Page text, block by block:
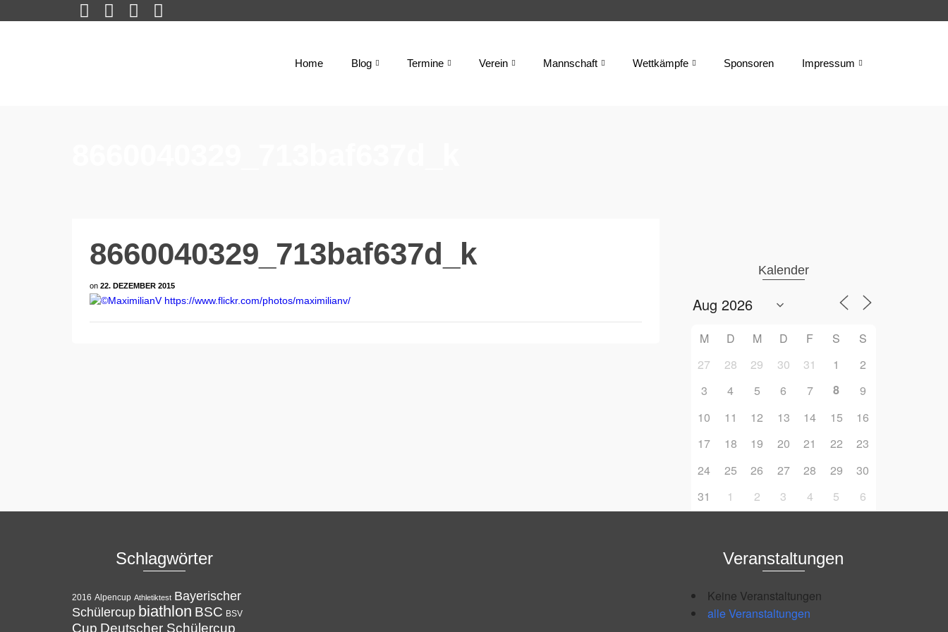
Home Blog Termine Verein Mannschaft Wettkämpfe Sponsoren Impressum
8660040329_713baf637d_k
on 22. DEZEMBER 2015
Kalender
M D M D F S
S
27
28 29 30 31 1
2
3
4 5 6 7 8
9
10
11 12 13 14 15
16
17
18 19 20 21 22
23
24
25 26 27 28 29
30
31
1 2 3 4 5 6
Schlagwörter
2016 Alpencup Athletiktest Bayerischer
Schülercup biathlon BSC BSV
Cup Deutscher Schülercup
Veranstaltungen
Keine Veranstaltungen
alle Veranstaltungen